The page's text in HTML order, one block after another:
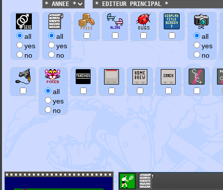
all
yes
no
all
yes
no
all
yes
no
all
yes
no